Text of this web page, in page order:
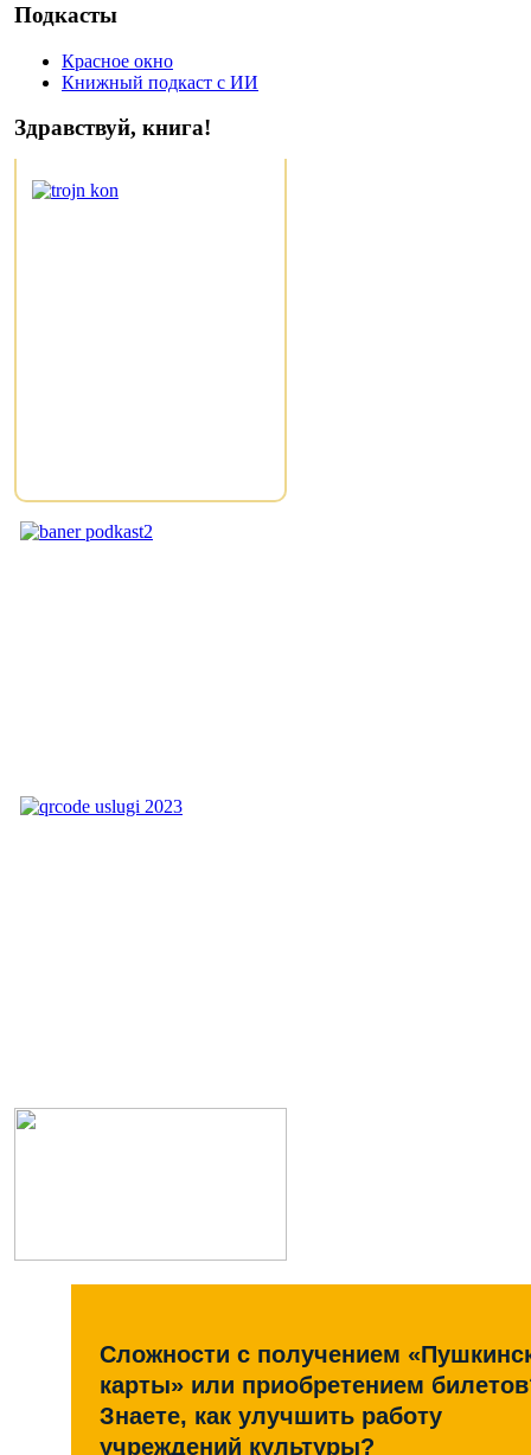
Подкасты
Красное окно
Книжный подкаст с ИИ
Здравствуй, книга!
Сложности с получением
карты» или приобретением
Знаете, как улучшить работу
учреждений культуры?